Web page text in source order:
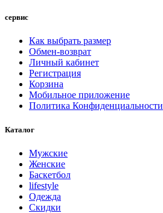
сервис
Как выбрать размер
Обмен-возврат
Личный кабинет
Регистрация
Корзина
Мобильное приложение
Политика Конфиденциальности
Каталог
Мужские
Женские
Баскетбол
lifestyle
Одежда
Скидки